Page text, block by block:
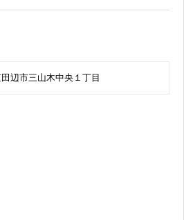
辺市三山木中央１丁目